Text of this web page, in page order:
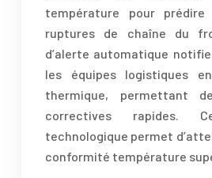
température pour
ruptures de chaîne du
d’alerte automatique
les équipes logistiques
thermique, permettant
correctives rapides.
technologique permet
conformité température